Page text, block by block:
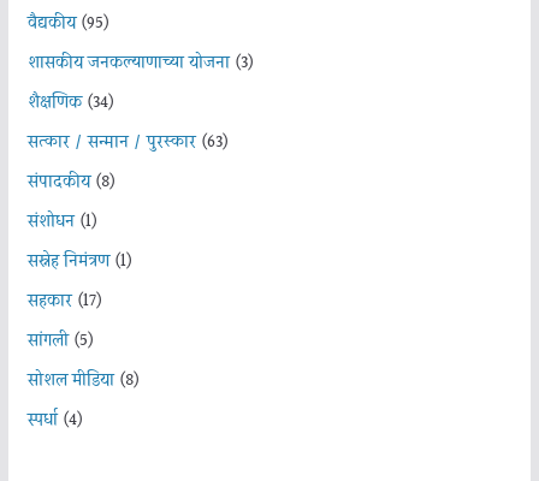
वैद्यकीय(95)
शासकीय जनकल्याणाच्या योजना(3)
शैक्षणिक(34)
सत्कार / सन्मान / पुरस्कार(63)
संपादकीय(8)
संशोधन(1)
सस्नेह निमंत्रण(1)
सहकार(17)
सांगली(5)
सोशल मीडिया(8)
स्पर्धा(4)